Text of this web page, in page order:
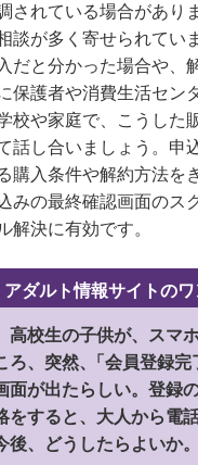
されている場合があり
談が多く寄せられてい
だと分かった場合や、
保護者や消費生活セン
校や家庭で、こうした
話し合いましょう。申
購入条件や解約方法を
みの最終確認画面のス
解決に有効です。
アダルト情報サイトの
高校生の子供が、スマ
ろ、突然、 「 会員登録完
面が出たらしい。登録
をすると、大人から電
後、どうしたらよいか